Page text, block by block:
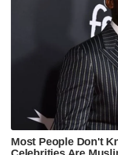
ของคาเธ่ย์ แปซิฟิค ที่ห
นอกจากนี้ ผู้โดยสารยั
ทาง LINE ด้วยการค้น
ลิงก์ https://lin.ee/
F
L
T